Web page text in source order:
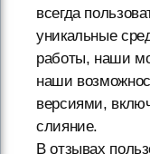
всегда
уникальные
работы, наши
наши
версиями,
слияние.
В отзывах